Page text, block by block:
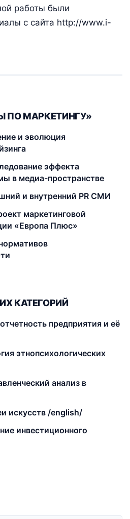
работы были
с сайта http://www.i-
ПО МАРКЕТИНГУ»
и эволюция
эффекта
в медиа-пространстве
и внутренний PR СМИ
маркетинговой
«Европа Плюс»
КАТЕГОРИЙ
предприятия и её
этнопсихологических
анализ в
искусств /english/
инвестиционного